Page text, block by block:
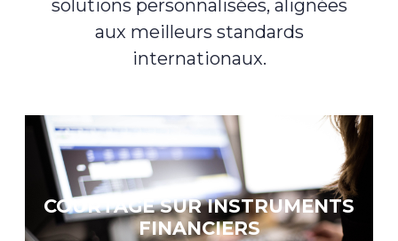
solutions personnalisées, alignées
aux meilleurs standards
internationaux.
COURTAGE SUR INSTRUMENTS
FINANCIERS